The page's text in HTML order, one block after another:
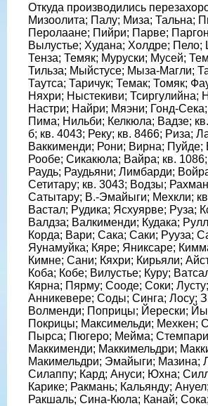
Откуда производились
Мизоолита; Палу; Миза; Тальна;
Перолаане; Пийри; Парве;
Вылустье; Худана; Холдре; Пело;
Тенза; Темяк; Муруски; Мусей;
Тильза; Мыйстусе; Мыза-Магли;
Таутса; Таричук; Темак; Томяк;
Няхри; Ныстекиви; Тсиргулийна;
Настри; Найри; Мяэни; Гонд-
Пима; Нильби; Келкюла; Вадзе;
б; кв. 4043; Реку; кв. 8466; Риза;
Ваккименди; Рони; Вирна; Пуйде;
Рообе; Сикакюла; Вайра; кв.
Раудь; Раудьяни; Лимбарди;
Сетитару; кв. 3043; Водзы;
Сатытару; В.-Эмайыги; Мехкли;
Вастал; Рудика; Ясхуярве; Руза;
Валдза; Валкименди; Кудака;
Корда; Вари; Сака; Саки; Рууза;
Яунамуйка; Кяре; Яниксаре;
Кимне; Сани; Кяхри; Кирьяли;
Коба; Кобе; Вилустье; Куру;
Кярна; Пярму; Сооде; Соки;
Анникевере; Соды; Синга; Лосу;
Волменди; Поприцы; Йерески;
Покрицы; Максимельди; Мехкен;
Пырса; Пюгеро; Мейма;
Маккименди; Маккимельдри;
Макимельдри; Эмайыги; Мазина;
Силаппу; Кард; Ануси; Юхна;
Карике; Ракмань; Кальянду;
Ракшаль; Сина-Кюла; Канай;